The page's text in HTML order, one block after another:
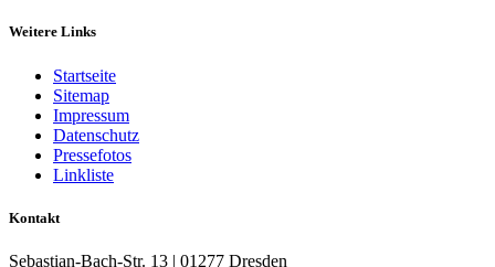
Weitere Links
Startseite
Sitemap
Impressum
Datenschutz
Pressefotos
Linkliste
Kontakt
Sebastian-Bach-Str. 13 | 01277 Dresden